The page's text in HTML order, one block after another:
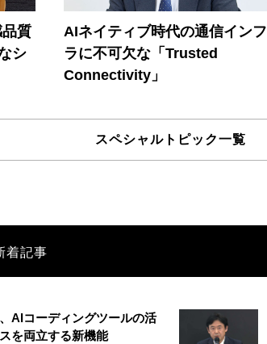
質
シ
AIネイティブ時代の通信インフ
ラに不可欠な「Trusted
Connectivity」
スペシャルトピック一覧
着記事
AIコーディングツールの活
を両立する新機能